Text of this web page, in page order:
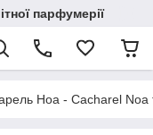
парфумерії
Ноа - Cacharel Noa